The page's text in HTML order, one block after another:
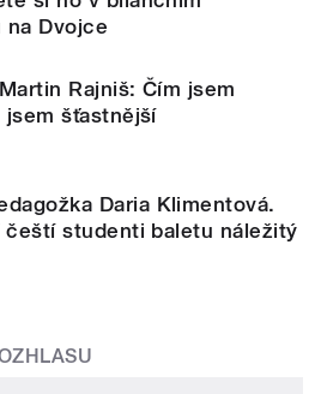
na Dvojce
Rajniš: Čím jsem
šťastnější
Daria Klimentová.
čeští studenti baletu náležitý